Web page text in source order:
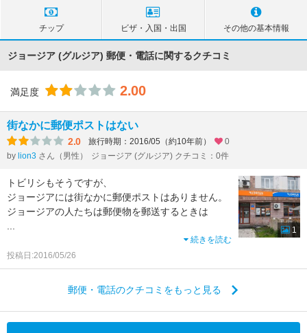
チップ ビザ・入国・出国 その他の基本情報
ジョージア (グルジア) 郵便・電話に関するクチコミ
満足度 2.00
街なかに郵便ポストはない
2.0 旅行時期：2016/05（約10年前）
0
by lion3 さん（男性） ジョージア (グルジア) クチコミ：0件
トビリシもそうですが、
ジョージアには街なかに郵便ポストはありません。
ジョージアの人たちは郵便物を郵送するときは
続きを読む
投稿日:2016/05/26
1
郵便・電話のクチコミをもっと見る